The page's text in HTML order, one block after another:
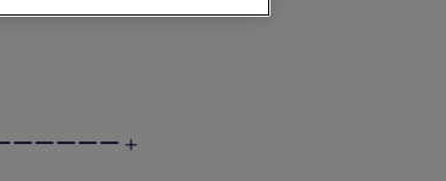
ーーーーー＋